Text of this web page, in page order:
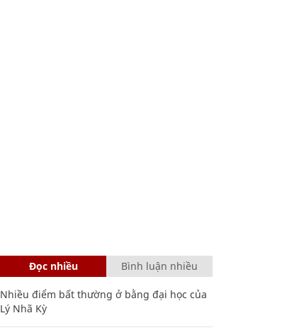
Đọc nhiều Bình luận nhiều
Nhiều điểm bất thường ở bằng đại học của
Lý Nhã Kỳ